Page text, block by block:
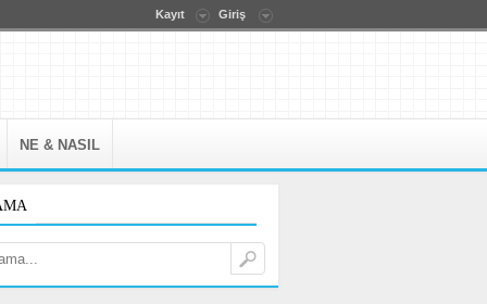
Kayıt Giriş
NE & NASIL
path.